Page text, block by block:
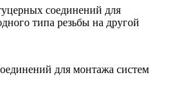
соединений для
типа резьбы на другой
для монтажа систем